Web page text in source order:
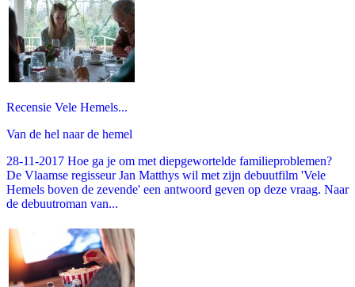
Recensie Vele Hemels...
Van de hel naar de hemel
28-11-2017 Hoe ga je om met diepgewortelde familieproblemen?
De Vlaamse regisseur Jan Matthys wil met zijn debuutfilm 'Vele
Hemels boven de zevende' een antwoord geven op deze vraag. Naar
de debuutroman van...